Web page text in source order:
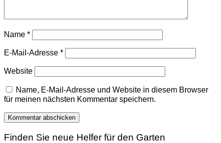
Name *
E-Mail-Adresse *
Website
Name, E-Mail-Adresse und Website in diesem Browser
für meinen nächsten Kommentar speichern.
Finden Sie neue Helfer für den Garten